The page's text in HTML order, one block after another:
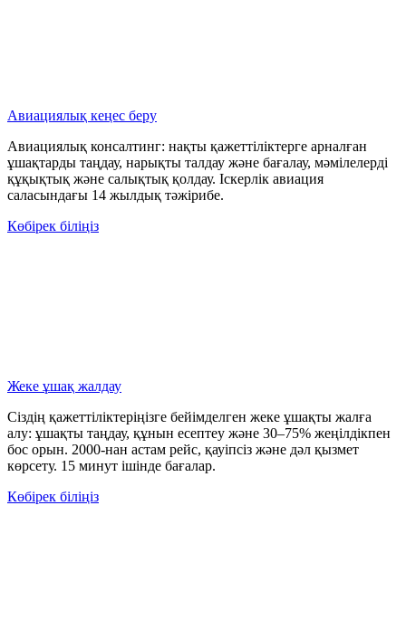
Авиациялық кеңес беру
Авиациялық консалтинг: нақты қажеттіліктерге арналған
ұшақтарды таңдау, нарықты талдау және бағалау, мәмілелерді
құқықтық және салықтық қолдау. Іскерлік авиация
саласындағы 14 жылдық тәжірибе.
Көбірек біліңіз
Жеке ұшақ жалдау
Сіздің қажеттіліктеріңізге бейімделген жеке ұшақты жалға
алу: ұшақты таңдау, құнын есептеу және 30–75% жеңілдікпен
бос орын. 2000-нан астам рейс, қауіпсіз және дәл қызмет
көрсету. 15 минут ішінде бағалар.
Көбірек біліңіз